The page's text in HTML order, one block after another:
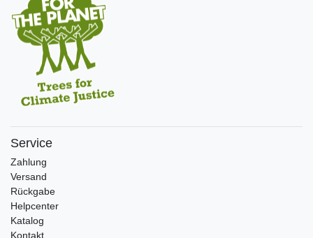
Service
Zahlung
Versand
Rückgabe
Helpcenter
Katalog
Kontakt